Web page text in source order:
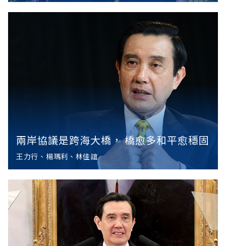
兩岸協議是跨海大橋， 橋愈多和平愈穩固
王力行、楊瑪利、林佳誼